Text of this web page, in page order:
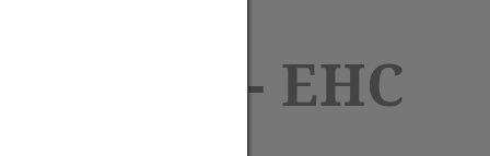
- EHC